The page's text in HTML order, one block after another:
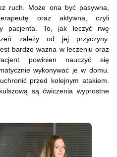
ruch. Może ona być pasywna,
oraz aktywna, czyli
pacjenta. To, jak leczyć rwę
zależy od jej przyczyny.
bardzo ważna w leczeniu oraz
powinien nauczyć się
wykonywać je w domu.
przed kolejnym atakiem.
są ćwiczenia wyprostne